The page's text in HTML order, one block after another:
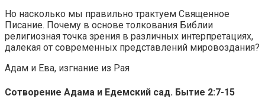
Но насколько мы правильно трактуем Священное
Писание. Почему в основе толкования Библии
религиозная точка зрения в различных интерпретациях,
далекая от современных представлений мировоздания?
Адам и Ева, изгнание из Рая
Сотворение Адама и Едемский сад. Бытие 2:7-15